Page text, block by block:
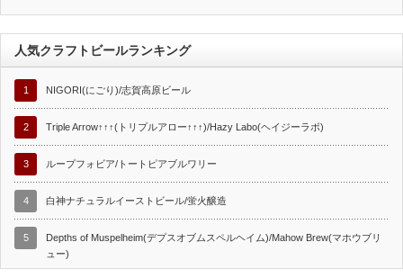
人気クラフトビールランキング
1 NIGORI(にごり)/志賀高原ビール
2 Triple Arrow↑↑↑(トリプルアロー↑↑↑)/Hazy Labo(ヘイジーラボ)
3 ループフォビア/トートピアブルワリー
4 白神ナチュラルイーストビール/蛍火醸造
5
Depths of Muspelheim(デプスオブムスペルヘイム)/Mahow Brew(マホウブリ
ュー)